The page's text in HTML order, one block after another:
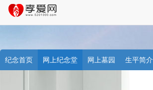
纪念首页 网上纪念堂 网上墓园 生平简介